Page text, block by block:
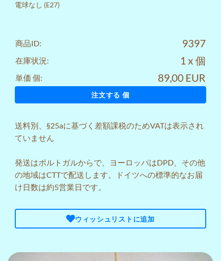
電球なし (E27)
商品ID: 9397
在庫状況: 1 x 個
単価 個: 89,00 EUR
注文する 個
送料別、§25aに基づく差額課税のためVATは表示され
ていません
発送はポルトガルからで、ヨーロッパはDPD、その他
の地域はCTTで配送します。ドイツへの標準的なお届
け日数は約5営業日です。
ウィッシュリストに追加